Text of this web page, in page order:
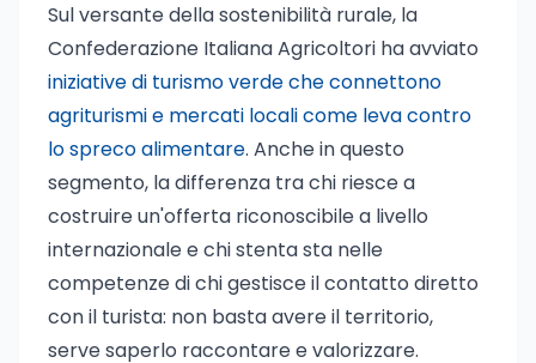
Sul versante della sostenibilità rurale, la
Confederazione Italiana Agricoltori ha avviato
iniziative di turismo verde che connettono
agriturismi e mercati locali come leva contro
lo spreco alimentare. Anche in questo
segmento, la differenza tra chi riesce a
costruire un'offerta riconoscibile a livello
internazionale e chi stenta sta nelle
competenze di chi gestisce il contatto diretto
con il turista: non basta avere il territorio,
serve saperlo raccontare e valorizzare.